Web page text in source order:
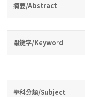
摘要/Abstract
關鍵字/Keyword
學科分類/Subject